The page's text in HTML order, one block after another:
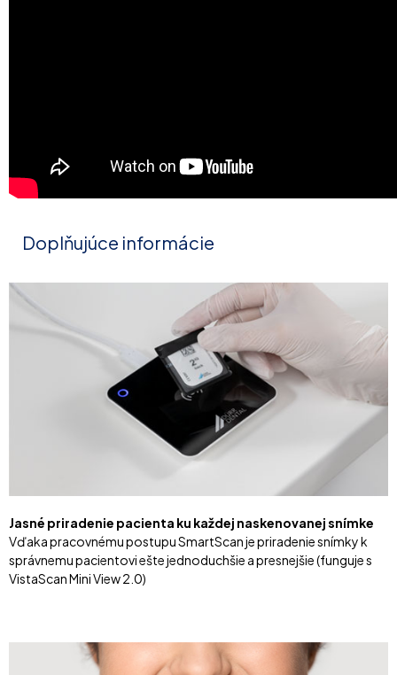
Doplňujúce informácie
Jasné priradenie pacienta ku každej naskenovanej snímke
Vďaka pracovnému postupu SmartScan je priradenie snímky k
správnemu pacientovi ešte jednoduchšie a presnejšie (funguje s
VistaScan Mini View 2.0)